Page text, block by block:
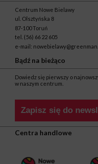
Centrum Nowe Bielawy
ul. Olsztyńska 8
87-100 Toruń
tel. (56) 66 22 605
e-mail:
Bądź na bieżąco
Dowiedz się pierwszy o
w naszym centrum.
Zapisz się do
Centra handlowe